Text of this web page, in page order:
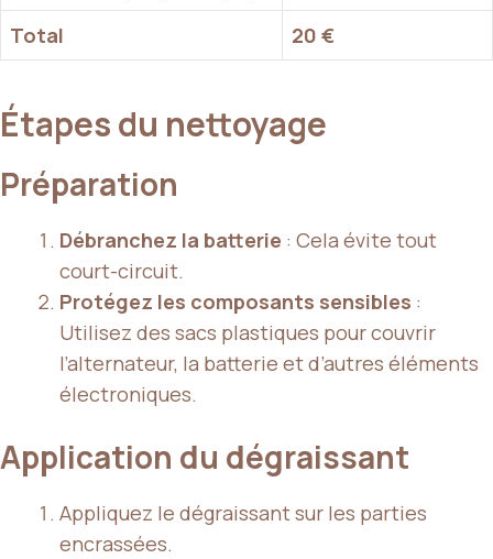
Total
20 €
Étapes du nettoyage
Préparation
Débranchez la batterie : Cela évite tout
court-circuit.
Protégez les composants sensibles :
Utilisez des sacs plastiques pour couvrir
l’alternateur, la batterie et d’autres éléments
électroniques.
Application du dégraissant
Appliquez le dégraissant sur les parties
encrassées.